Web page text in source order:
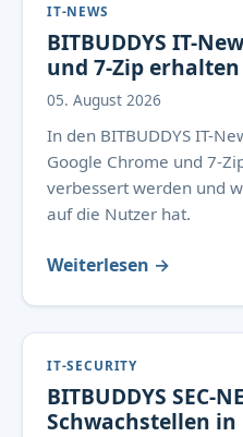
IT-NEWS
BITBUDDYS IT-
und 7-Zip
05. August 2026
In den BITBUDDYS IT-
Google Chrome und 7-
verbessert werden und
auf die Nutzer hat.
Weiterlesen →
IT-SECURITY
BITBUDDYS SEC-
Schwachstellen